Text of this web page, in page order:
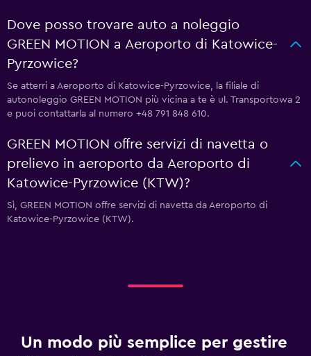
Dove posso trovare auto a noleggio
GREEN MOTION a Aeroporto di Katowice-
Pyrzowice?
Se atterri a Aeroporto di Katowice-Pyrzowice, la filiale di
autonoleggio GREEN MOTION più vicina a te è ul. Transportowa 2
e puoi contattarla al numero +48 791 848 610.
GREEN MOTION offre servizi di navetta o
prelievo in aeroporto da Aeroporto di
Katowice-Pyrzowice (KTW)?
Sì, GREEN MOTION offre servizi di navetta da Aeroporto di
Katowice-Pyrzowice (KTW).
Un modo più semplice per gestire